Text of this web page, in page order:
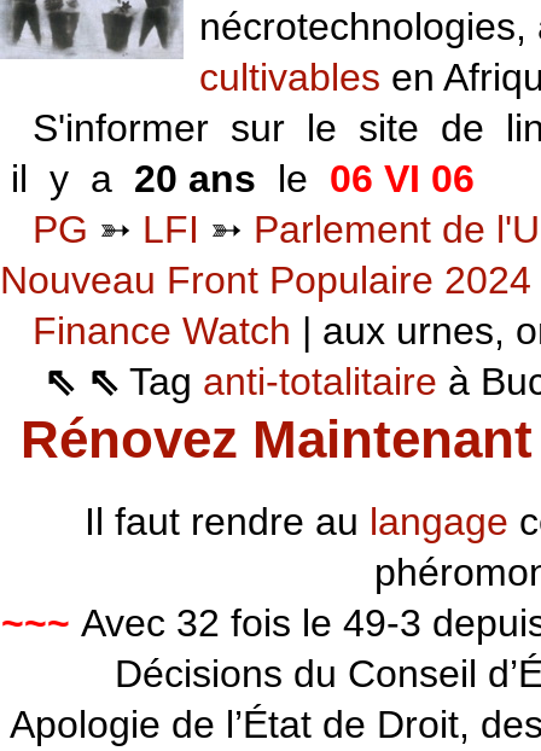
cultivables en
S'informer sur le site de
il y a 20 ans le 06 VI 06
PG ➳ LFI ➳ Parlement de
Nouveau Front Populaire 2024
Finance Watch | aux urnes,
⇖ ⇖ Tag anti-totalitaire à
Rénovez
Il faut rendre au langage
~~~ Avec 32 fois le 49-3
Décisions du Conseil
Apologie de l’État de Droit,